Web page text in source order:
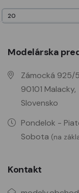
Modelárska
Zámocká 925/
90101 Malacky,
Slovensko
Pondelok -
Sobota (na
Kontakt